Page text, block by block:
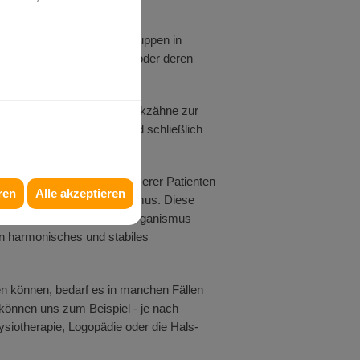
Alle akzeptieren
Zähne oder Zahngruppen in
negativ beeinflussen oder deren
und der Blase, die Eckzähne zur
und Darmtrakt und schließlich
bei der Behandlung unserer Patienten
Strukturen des Organismus. Diese
des gesamten Organismus
harmonisches und stabiles
können, bedarf es in manchen Fällen
uns zum Beispiel - je nach
Logopädie oder die Hals-